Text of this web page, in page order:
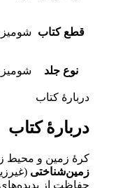
قطع کتاب شومیز
نوع جلد شومیز
دربارۀ کتاب
دربارۀ کتاب
کرۀ زمین و محیط
زمین‌شناختی
حفاظت از